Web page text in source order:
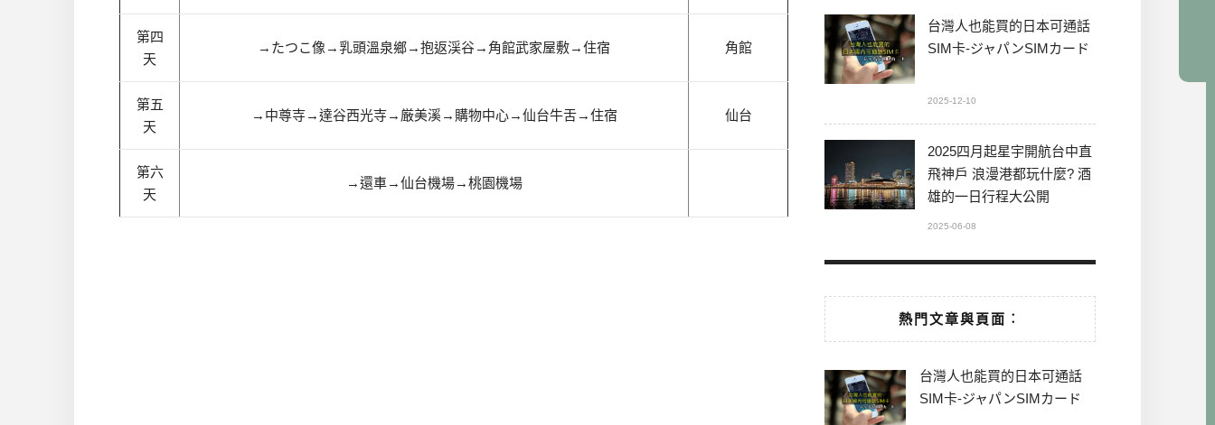
第四
天
→ たつこ像 →乳頭溫泉鄉→抱返渓谷→ 角館武家屋敷→住宿 角館
第五
天
→ 中尊寺→達谷西光寺→ 厳美溪 →購物中心→仙台牛舌→住宿 仙台
第六
天
→還車→仙台機場→桃園機場
台灣人也能買的日本可通話
SIM卡-ジャパンSIMカード
2025-12-10
2025四月起星宇開航台中直
飛神戶 浪漫港都玩什麼? 酒
雄的一日行程大公開
2025-06-08
熱門文章與頁面︰
台灣人也能買的日本可通話
SIM卡-ジャパンSIMカード